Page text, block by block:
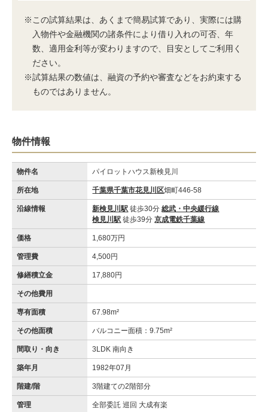
※この試算結果は、あくまで簡易試算であり、実際には購
入物件や金融機関の諸条件により借り入れの可否、年
数、適用金利等が変わりますので、目安としてご利用く
ださい。
※試算結果の数値は、融資の予約や審査などをお約束する
ものではありません。
物件情報
物件名 パイロットハウス新検見川
所在地 千葉県千葉市花見川区畑町446-58
沿線情報 新検見川駅 徒歩30分総武・中央緩行線
検見川駅 徒歩39分京成電鉄千葉線
価格 1,680万円
管理費 4,500円
修繕積立金 17,880円
その他費用
専有面積 67.98m²
その他面積 バルコニー面積：9.75m²
間取り・向き 3LDK 南向き
築年月 1982年07月
階建/階 3階建ての2階部分
管理 全部委託 巡回 大成有楽